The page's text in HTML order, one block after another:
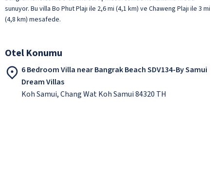
sunuyor. Bu villa Bo Phut Plajı ile 2,6 mi (4,1 km) ve Chaweng Plajı ile 3 mi
(4,8 km) mesafede.
Otel Konumu
6 Bedroom Villa near Bangrak Beach SDV134-By Samui
Dream Villas
Koh Samui, Chang Wat Koh Samui 84320 TH